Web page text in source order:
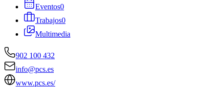
Eventos0
Trabajos0
Multimedia
902 100 432
info@pcs.es
www.pcs.es/